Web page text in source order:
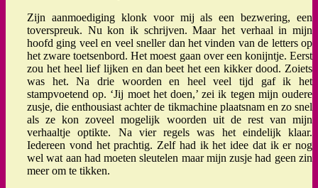
Zijn aanmoediging klonk voor mij als een bezwering, een
toverspreuk. Nu kon ik schrijven. Maar het verhaal in mijn
hoofd ging veel en veel sneller dan het vinden van de letters op
het zware toetsenbord. Het moest gaan over een konijntje. Eerst
zou het heel lief lijken en dan beet het een kikker dood. Zoiets
was het. Na drie woorden en heel veel tijd gaf ik het
stampvoetend op. ‘Jij moet het doen,’ zei ik tegen mijn oudere
zusje, die enthousiast achter de tikmachine plaatsnam en zo snel
als ze kon zoveel mogelijk woorden uit de rest van mijn
verhaaltje optikte. Na vier regels was het eindelijk klaar.
Iedereen vond het prachtig. Zelf had ik het idee dat ik er nog
wel wat aan had moeten sleutelen maar mijn zusje had geen zin
meer om te tikken.